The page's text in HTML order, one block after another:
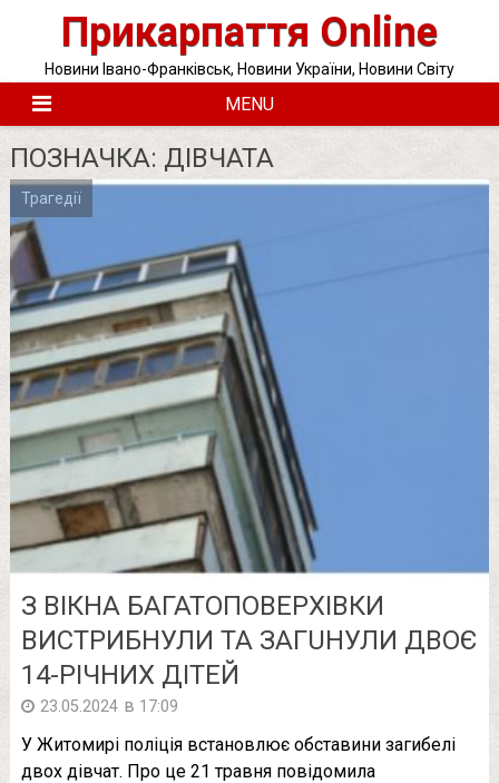
Прикарпаття Online
Новини Івано-Франківськ, Новини України, Новини Світу
MENU
ПОЗНАЧКА: ДІВЧАТА
Трагедії
З ВІКНА БАГАТОПОВЕРХІВКИ
ВИСТРИБНУЛИ ТА ЗAГUНУЛИ ДВОЄ
14-РІЧНИХ ДІТЕЙ
23.05.2024 в 17:09
У Житомирі поліція встановлює обставини загибелі
двох дівчат. Про це 21 травня повідомила
Posts
pagination